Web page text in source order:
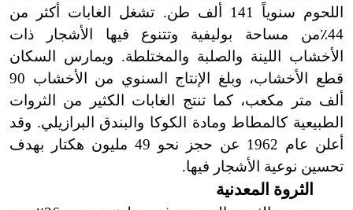
اللحوم سنوياً 141 ألف طن. تشغل الغابات أكثر من
44٪من مساحة بوليفية وتتنوع فيها الأشجار ذات
الأخشاب اللينة والصلبة والمختلطة. ويمارس السكان
قطع الأخشاب، وبلغ الإنتاج السنوي من الأخشاب 90
ألف متر مكعب، كما تنتج الغابات الكثير من الثروات
الطبيعية كالمطاط ومادة الكوكا والبندق البرازيلي. وقد
أعلن عام 1962 عن حجز نحو 49 مليون هكتار بهدف
تحسين نوعية الأشجار فيها.
الثروة المعدنية